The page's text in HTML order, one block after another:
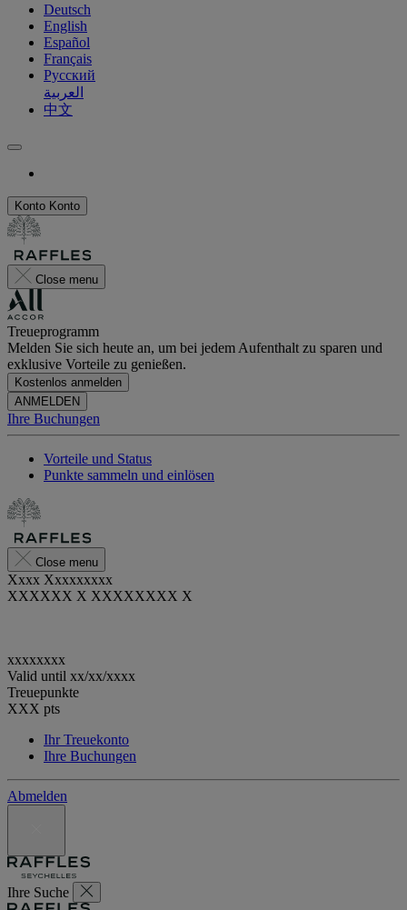
Deutsch
English
Español
Français
Русский
العربية
中文
Konto Konto
Close menu
Treueprogramm
Melden Sie sich heute an, um bei jedem Aufenthalt zu sparen und
exklusive Vorteile zu genießen.
Kostenlos anmelden
ANMELDEN
Ihre Buchungen
Vorteile und Status
Punkte sammeln und einlösen
Close menu
Xxxx Xxxxxxxxx
XXXXXX X XXXXXXXX X
xxxxxxxx
Valid until xx/xx/xxxx
Treuepunkte
XXX pts
Ihr Treuekonto
Ihre Buchungen
Abmelden
Ihre Suche